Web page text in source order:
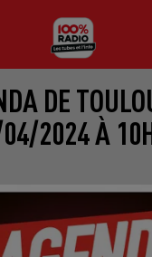
DE
2024 À